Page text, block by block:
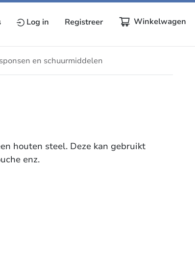
Log in Registreer Winkelwagen
en schuurmiddelen
houten steel. Deze kan gebruikt
enz.